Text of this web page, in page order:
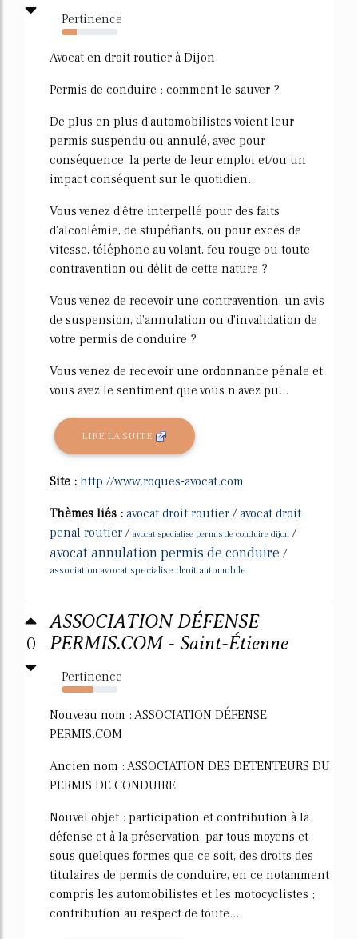
Pertinence
27%
Avocat en droit routier à Dijon
Permis de conduire : comment le sauver ?
De plus en plus d'automobilistes voient leur
permis suspendu ou annulé, avec pour
conséquence, la perte de leur emploi et/ou un
impact conséquent sur le quotidien.
Vous venez d'être interpellé pour des faits
d'alcoolémie, de stupéfiants, ou pour excès de
vitesse, téléphone au volant, feu rouge ou toute
contravention ou délit de cette nature ?
Vous venez de recevoir une contravention, un avis
de suspension, d'annulation ou d'invalidation de
votre permis de conduire ?
Vous venez de recevoir une ordonnance pénale et
vous avez le sentiment que vous n'avez pu...
LIRE LA SUITE
Site : http://www.roques-avocat.com
Thèmes liés : avocat droit routier /avocat droit
penal routier / avocat specialise permis de conduire dijon /
avocat annulation permis de conduire /
association avocat specialise droit automobile
0
ASSOCIATION DÉFENSE
PERMIS.COM - Saint-Étienne
Pertinence
56%
Nouveau nom : ASSOCIATION DÉFENSE
PERMIS.COM
Ancien nom : ASSOCIATION DES DETENTEURS DU
PERMIS DE CONDUIRE
Nouvel objet : participation et contribution à la
défense et à la préservation, par tous moyens et
sous quelques formes que ce soit, des droits des
titulaires de permis de conduire, en ce notamment
compris les automobilistes et les motocyclistes ;
contribution au respect de toute...